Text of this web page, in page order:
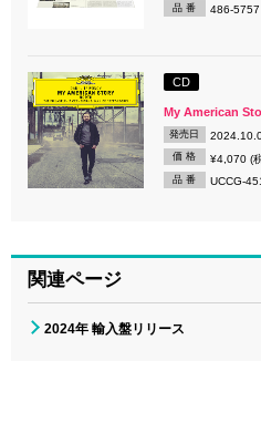
品 番 486-5757
CD
My American
発売日
価 格 ¥4,070 (
品 番 UCCG-
関連ページ
2024年 輸入盤リリース